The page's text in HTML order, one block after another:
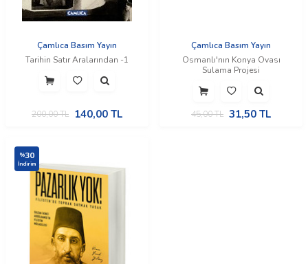
Çamlıca Basım Yayın
Tarihin Satır Aralarından -1
200,00TL 140,00 TL
Çamlıca Basım Yayın
Osmanlı'nın Konya Ovası
Sulama Projesi
45,00TL 31,50 TL
%30
İndirim